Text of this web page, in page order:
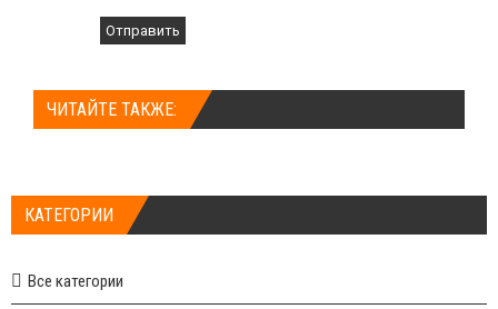
Отправить
ЧИТАЙТЕ ТАКЖЕ:
КАТЕГОРИИ
Все категории